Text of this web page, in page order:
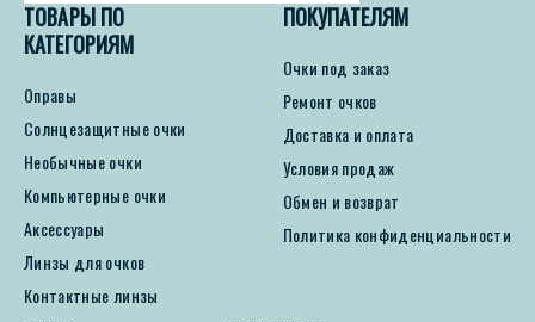
ТОВАРЫ ПО
КАТЕГОРИЯМ
Оправы
Солнцезащитные очки
Необычные очки
Компьютерные очки
Аксессуары
Линзы для очков
Контактные линзы
ПОКУПАТЕЛЯМ
Очки под заказ
Ремонт очков
Доставка и оплата
Условия продаж
Обмен и возврат
Политика конфиденциальности